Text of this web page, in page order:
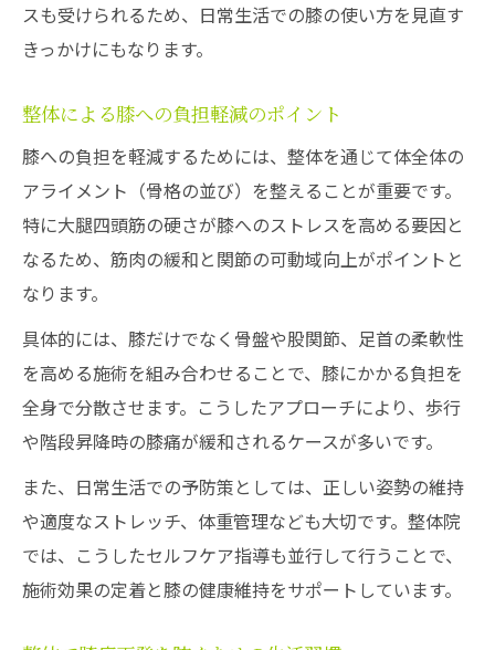
スも受けられるため、日常生活での膝の使い方を見直す
きっかけにもなります。
整体による膝への負担軽減のポイント
膝への負担を軽減するためには、整体を通じて体全体の
アライメント（骨格の並び）を整えることが重要です。
特に大腿四頭筋の硬さが膝へのストレスを高める要因と
なるため、筋肉の緩和と関節の可動域向上がポイントと
なります。
具体的には、膝だけでなく骨盤や股関節、足首の柔軟性
を高める施術を組み合わせることで、膝にかかる負担を
全身で分散させます。こうしたアプローチにより、歩行
や階段昇降時の膝痛が緩和されるケースが多いです。
また、日常生活での予防策としては、正しい姿勢の維持
や適度なストレッチ、体重管理なども大切です。整体院
では、こうしたセルフケア指導も並行して行うことで、
施術効果の定着と膝の健康維持をサポートしています。